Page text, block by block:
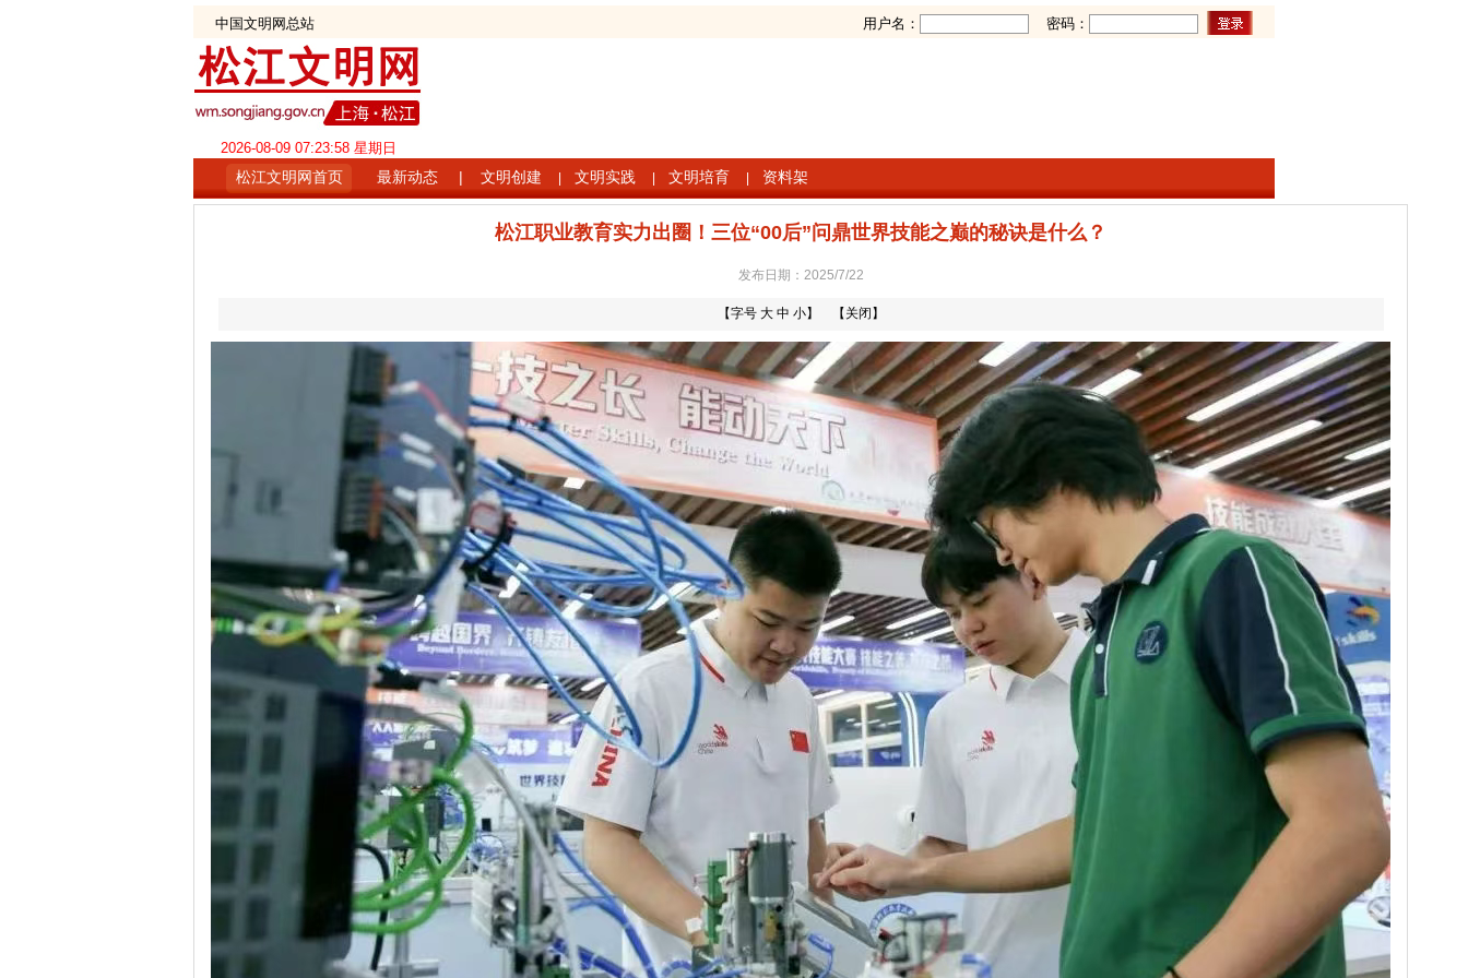
用户名： 密码：
中国文明网总站
2026-08-09 07:23:59 星期日
松江文明网首页 最新动态 | 文明创建 文明实践 文明培育 资料架
松江职业教育实力出圈！三位“00后”问鼎世界技能之巅的秘诀是什么？
发布日期：2025/7/22
【字号 大 中 小】 【 关闭 】